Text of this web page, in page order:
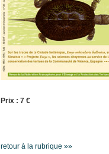
Prix : 7 €
retour à la rubrique »»